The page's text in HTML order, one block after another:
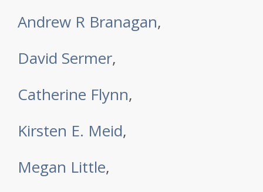
Andrew R Branagan,
David Sermer,
Catherine Flynn,
Kirsten E. Meid,
Megan Little,